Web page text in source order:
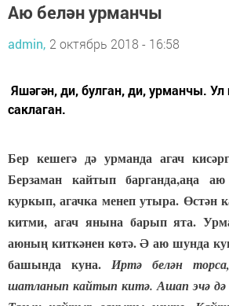
Аю белән урманчы
admin, 2 октябрь 2018 - 16:58
Яшәгән, ди, булган, ди, урманчы. Ул
саклаган.
Бер кешегә дә урманда агач
Берзаман кайтып барганда,аңа
куркып, агачка менеп утыра. Өстән
китми, агач янына барып ята.
аюның киткәнен көтә. Ә аю шунда
башында куна.Иртә белән
шатланып кайтып китә. Ашап эчә дә